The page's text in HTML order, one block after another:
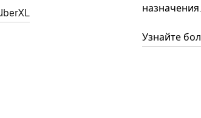
назначения.
Узнайте